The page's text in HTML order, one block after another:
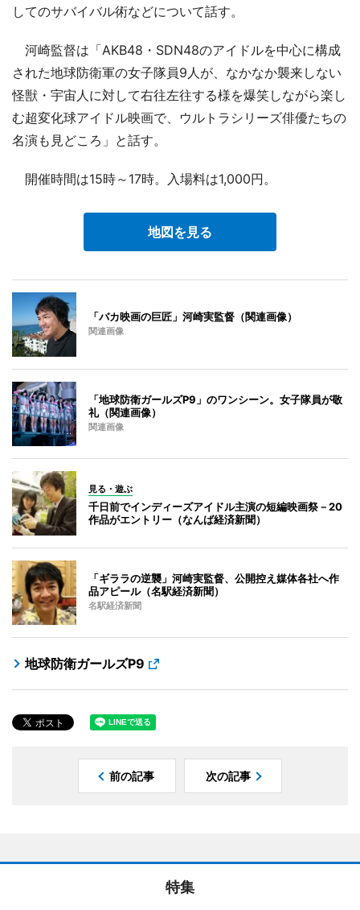
してのサバイバル術などについて話す。
河崎監督は「AKB48・SDN48のアイドルを中心に構成
された地球防衛軍の女子隊員9人が、なかなか襲来しない
怪獣・宇宙人に対して右往左往する様を爆笑しながら楽し
む超変化球アイドル映画で、ウルトラシリーズ俳優たちの
名演も見どころ」と話す。
開催時間は15時～17時。入場料は1,000円。
地図を見る
「バカ映画の巨匠」河崎実監督（関連画像）
関連画像
「地球防衛ガールズP9」のワンシーン。女子隊員が敬
礼（関連画像）
関連画像
見る・遊ぶ
千日前でインディーズアイドル主演の短編映画祭－20
作品がエントリー（なんば経済新聞）
「ギララの逆襲」河崎実監督、公開控え媒体各社へ作
品アピール（名駅経済新聞）
名駅経済新聞
地球防衛ガールズP9
前の記事 次の記事
特集